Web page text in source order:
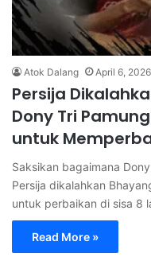
Atok Dalang April 6, 2026
Persija
Dony Tri
untuk
Saksikan bagaimana
Persija dikalahkan
untuk perbaikan di sisa 8
Read More »